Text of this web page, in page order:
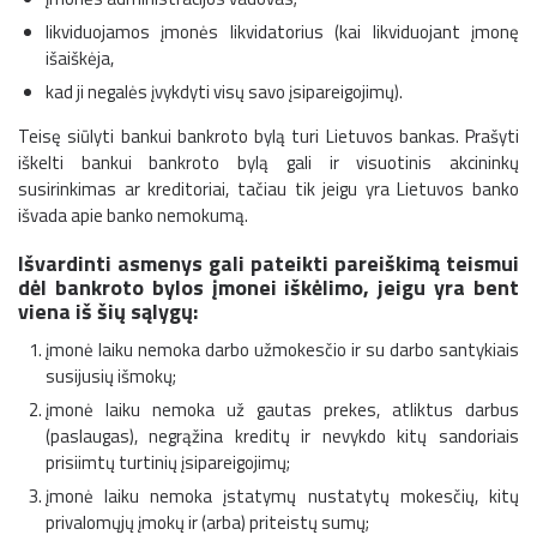
likviduojamos įmonės likvidatorius (kai likviduojant įmonę
išaiškėja,
kad ji negalės įvykdyti visų savo įsipareigojimų).
Teisę siūlyti bankui bankroto bylą turi Lietuvos bankas. Prašyti
iškelti bankui bankroto bylą gali ir visuotinis akcininkų
susirinkimas ar kreditoriai, tačiau tik jeigu yra Lietuvos banko
išvada apie banko nemokumą.
Išvardinti asmenys gali pateikti pareiškimą teismui
dėl bankroto bylos įmonei iškėlimo, jeigu yra bent
viena iš šių sąlygų:
įmonė laiku nemoka darbo užmokesčio ir su darbo santykiais
susijusių išmokų;
įmonė laiku nemoka už gautas prekes, atliktus darbus
(paslaugas), negrąžina kreditų ir nevykdo kitų sandoriais
prisiimtų turtinių įsipareigojimų;
įmonė laiku nemoka įstatymų nustatytų mokesčių, kitų
privalomųjų įmokų ir (arba) priteistų sumų;